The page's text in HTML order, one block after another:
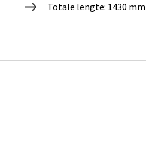
Totale lengte: 1430 mm